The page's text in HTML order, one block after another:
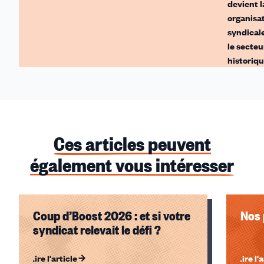
devient
le
Ces articles peuvent
également vous intéresser
Coup d’Boost 2026 : et si votre
syndicat relevait le défi ?
Lire l'article Lire